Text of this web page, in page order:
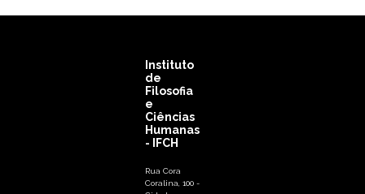
Instituto
de
Filosofia
e
Ciências
Humanas
- IFCH
Rua Cora
Coralina, 100 -